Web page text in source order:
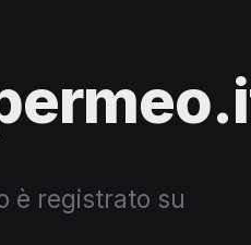
è registrato su